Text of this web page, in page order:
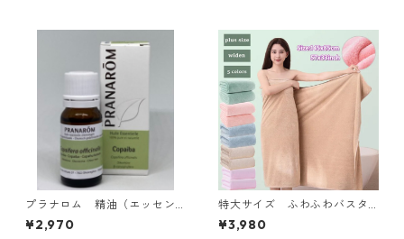
プラナロム 精油（エッセン
シャルオイル）コパイバ 10
ml
¥2,970
特大サイズ ふわふわバスタ
オル 5 Colors
¥3,980